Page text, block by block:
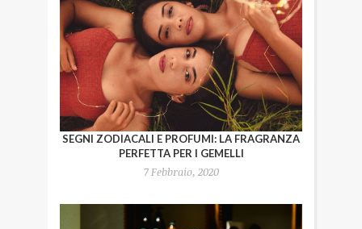
SEGNI ZODIACALI E PROFUMI: LA FRAGRANZA
PERFETTA PER I GEMELLI
7 Febbraio, 2020